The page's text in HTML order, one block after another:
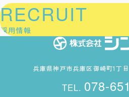
RECRUIT
採用情報
兵庫県神戸市兵庫区御崎町1丁
078-